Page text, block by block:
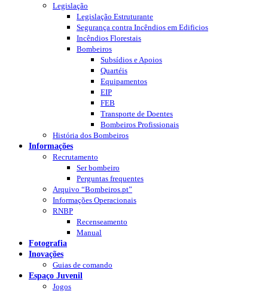
Legislação
Legislação Estruturante
Segurança contra Incêndios em Edificios
Incêndios Florestais
Bombeiros
Subsídios e Apoios
Quartéis
Equipamentos
EIP
FEB
Transporte de Doentes
Bombeiros Profissionais
História dos Bombeiros
Informações
Recrutamento
Ser bombeiro
Perguntas frequentes
Arquivo “Bombeiros.pt”
Informações Operacionais
RNBP
Recenseamento
Manual
Fotografia
Inovações
Guias de comando
Espaço Juvenil
Jogos